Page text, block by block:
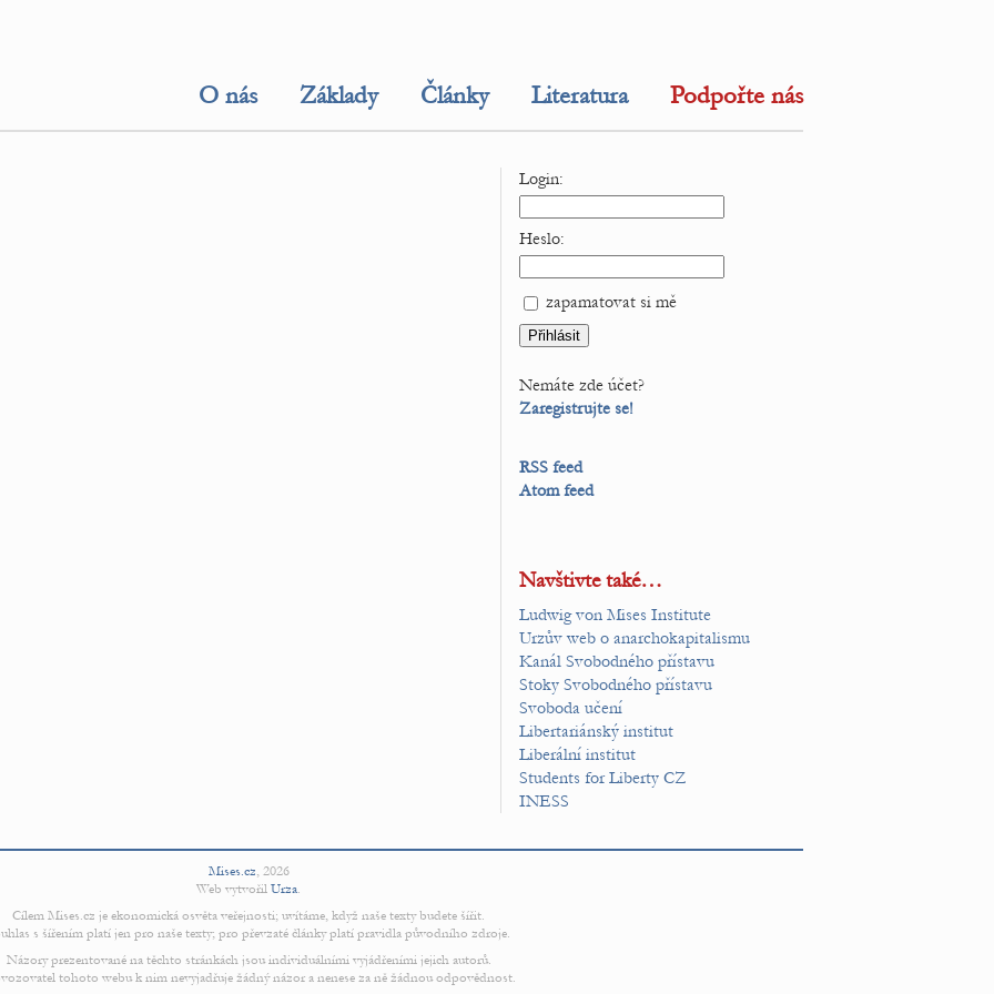
O nás Základy Články Literatura Podpořte nás
Login:
Heslo:
zapamatovat si mě
Nemáte zde účet?
Zaregistrujte se!
RSS feed
Atom feed
Navštivte také…
Ludwig von Mises Institute
Urzův web o anarchokapitalismu
Kanál Svobodného přístavu
Stoky Svobodného přístavu
Svoboda učení
Libertariánský institut
Liberální institut
Students for Liberty CZ
INESS
Mises.cz, 2026
Web vytvořil Urza.
Cílem Mises.cz je ekonomická osvěta veřejnosti; uvítáme, když naše texty budete šířit.
s šířením platí jen pro naše texty; pro převzaté články platí pravidla původního zdroje.
Názory prezentované na těchto stránkách jsou individuálními vyjádřeními jejich autorů.
tohoto webu k nim nevyjadřuje žádný názor a nenese za ně žádnou odpovědnost.